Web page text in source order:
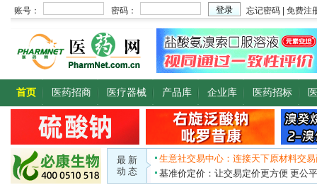
首页 医药招商 医疗器械 产品库 企业库 医药招标
最 新
动 态
生意社交易中心：连接天下原材料交
基准价定价：让交易定价更方便 更公